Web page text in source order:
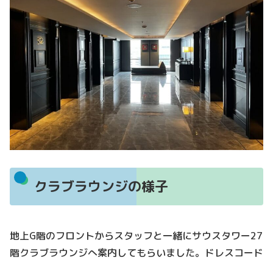
クラブラウンジの様子
地上G階のフロントからスタッフと一緒にサウスタワー27
階クラブラウンジへ案内してもらいました。ドレスコード